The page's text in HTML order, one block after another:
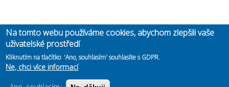
Na tomto webu používáme cookies, abychom zlepšili vaše
uživatelské prostředí
Kliknutím na tlačítko 'Ano, souhlasím' souhlasíte s GDPR.
Ne, chci více informací